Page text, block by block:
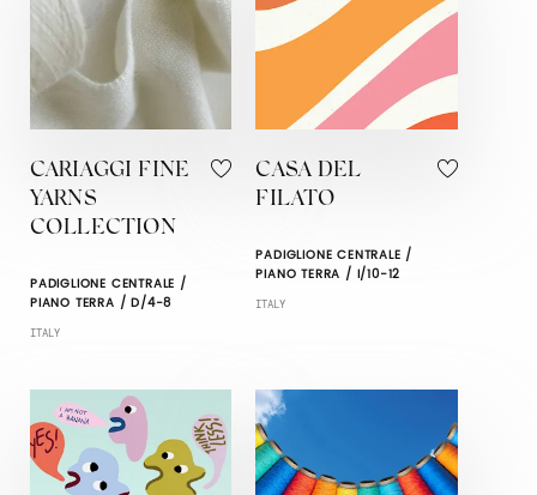
CARIAGGI FINE
YARNS
COLLECTION
PADIGLIONE CENTRALE /
PIANO TERRA / D/4-8
ITALY
CASA DEL
FILATO
PADIGLIONE CENTRALE /
PIANO TERRA / I/10-12
ITALY